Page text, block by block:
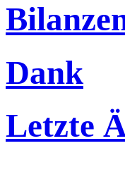
Dank
Letzte